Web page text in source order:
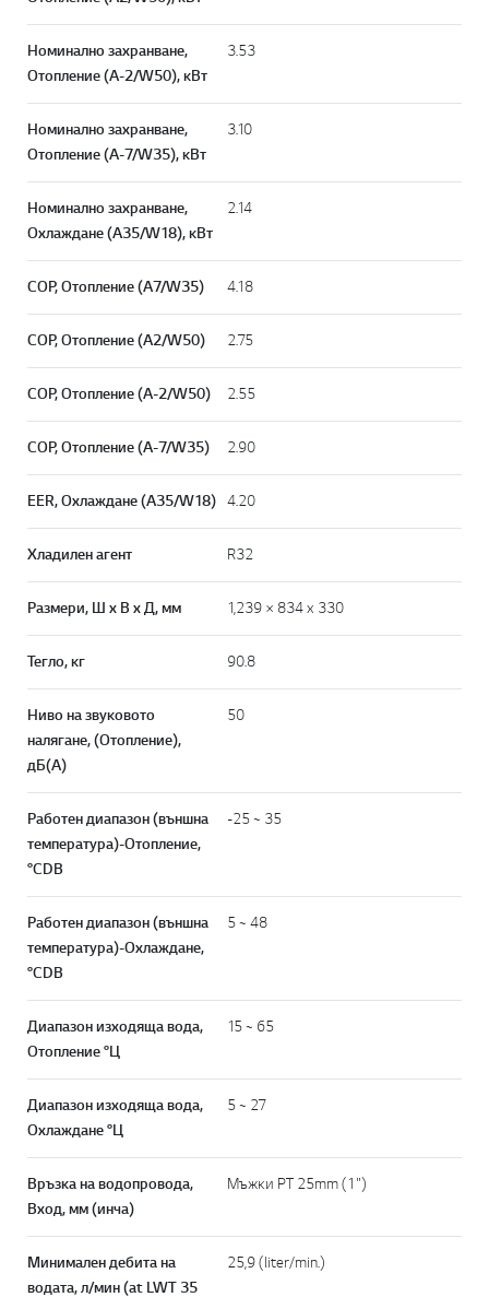
Номинално захранване,
Отопление (A-2/W50), кВт
3.53
Номинално захранване,
Отопление (A-7/W35), кВт
3.10
Номинално захранване,
Охлаждане (A35/W18), кВт
2.14
СОР, Отопление (A7/W35) 4.18
СОР, Отопление (A2/W50) 2.75
СОР, Отопление (A-2/W50) 2.55
СОР, Отопление (A-7/W35) 2.90
EER, Охлаждане (A35/W18) 4.20
Хладилен агент R32
Размери, Ш x В x Д, мм 1,239 × 834 x 330
Тегло, кг 90.8
Ниво на звуковото
налягане, (Отопление),
дБ(А)
50
Работен диапазон (външна
температура)-Отопление,
°CDB
-25 ~ 35
Работен диапазон (външна
температура)-Охлаждане,
°CDB
5 ~ 48
Диапазон изходяща вода,
Отопление °Ц
15 ~ 65
Диапазон изходяща вода,
Охлаждане °Ц
5 ~ 27
Връзка на водопровода,
Вход, мм (инча)
Мъжки PT 25mm (1")
Минимален дебита на
водата, л/мин (at LWT 35
25,9 (liter/min.)